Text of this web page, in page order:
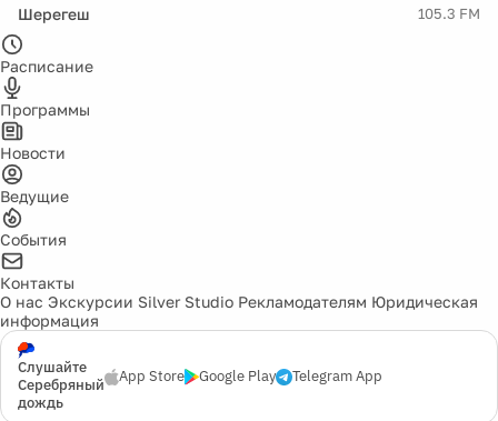
Шерегеш 105.3 FM
Расписание
Программы
Новости
Ведущие
События
Контакты
О нас Экскурсии Silver Studio Рекламодателям Юридическая
информация
Слушайте
Серебряный
дождь
App Store Google Play Telegram App